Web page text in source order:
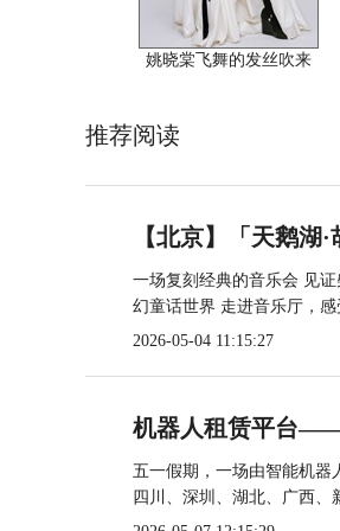
姚晓棠飞舞的发丝吹来
推荐阅读
【北京】「天鹅湖
一场复刻经典的音乐会 见
幻童话世界 走进音乐厅，
2026-05-04 11:15:27
机器人租赁平台
五一假期，一场由智能机器
四川、深圳、湖北、广西、